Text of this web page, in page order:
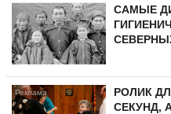
САМЫЕ
РОЛИК
СЕКУНД,